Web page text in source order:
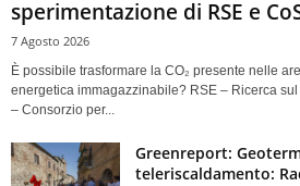
sperimentazione di RSE e
7 Agosto 2026
È possibile trasformare la CO₂ presente nelle
energetica immagazzinabile? RSE – Ricerca
– Consorzio per...
Greenreport:
teleriscaldamento: